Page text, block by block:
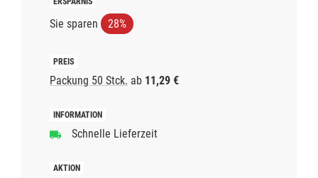
Sie sparen 28%
Packung 50 Stck. ab 11,29 €
Schnelle Lieferzeit